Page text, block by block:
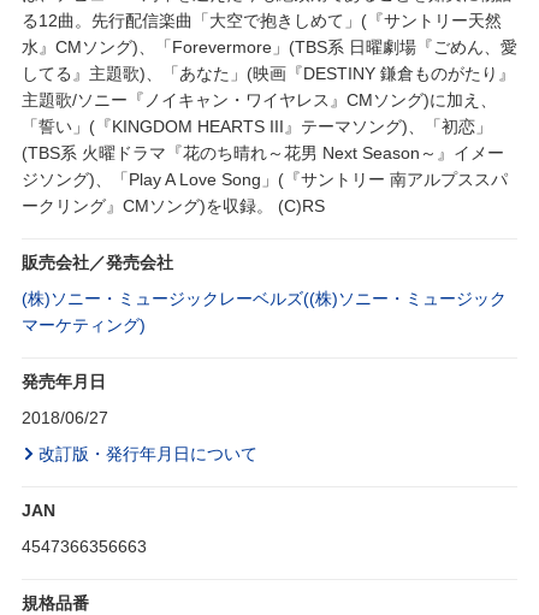
る12曲。先行配信楽曲「大空で抱きしめて」(『サントリー天然
水』CMソング)、「Forevermore」(TBS系 日曜劇場『ごめん、愛
してる』主題歌)、「あなた」(映画『DESTINY 鎌倉ものがたり』
主題歌/ソニー『ノイキャン・ワイヤレス』CMソング)に加え、
「誓い」(『KINGDOM HEARTS III』テーマソング)、「初恋」
(TBS系 火曜ドラマ『花のち晴れ～花男 Next Season～』イメー
ジソング)、「Play A Love Song」(『サントリー 南アルプススパ
ークリング』CMソング)を収録。 (C)RS
販売会社／発売会社
(株)ソニー・ミュージックレーベルズ((株)ソニー・ミュージック
マーケティング)
発売年月日
2018/06/27
改訂版・発行年月日について
JAN
4547366356663
規格品番